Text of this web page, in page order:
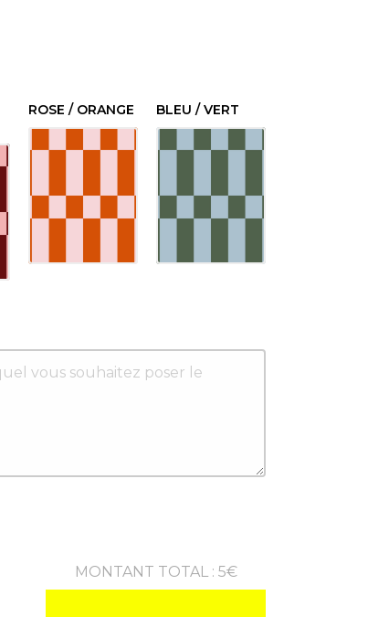
ROSE / ORANGE BLEU / VERT
MONTANT TOTAL: 5€